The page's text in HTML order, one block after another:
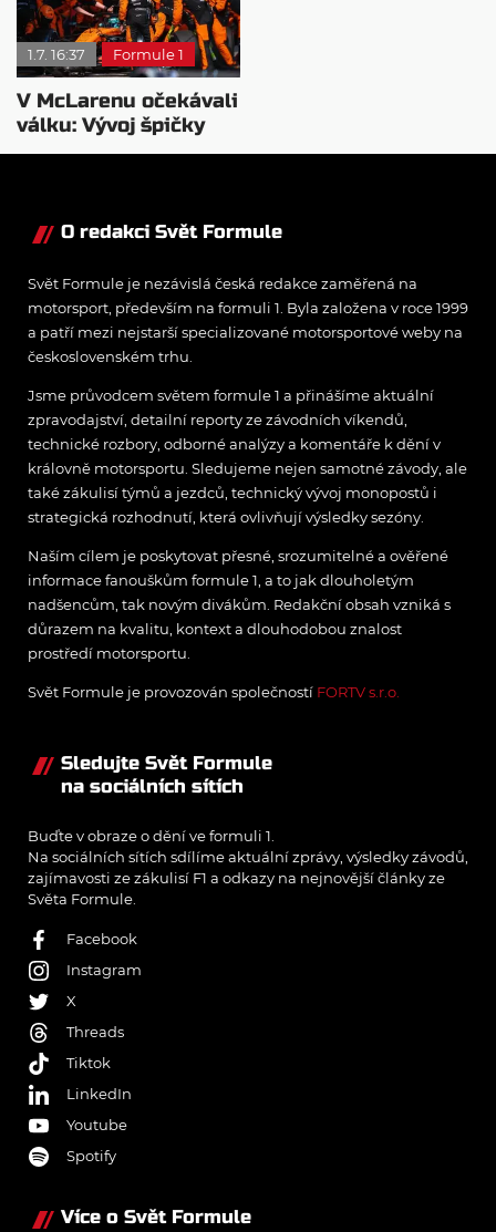
1.7. 16:37 Formule 1
V McLarenu očekávali
válku: Vývoj špičky
vyvolává otázky
O redakci Svět Formule
Svět Formule je nezávislá česká redakce zaměřená na
motorsport, především na formuli 1. Byla založena v roce 1999
a patří mezi nejstarší specializované motorsportové weby na
československém trhu.
Jsme průvodcem světem formule 1 a přinášíme aktuální
zpravodajství, detailní reporty ze závodních víkendů,
technické rozbory, odborné analýzy a komentáře k dění v
královně motorsportu. Sledujeme nejen samotné závody, ale
také zákulisí týmů a jezdců, technický vývoj monopostů i
strategická rozhodnutí, která ovlivňují výsledky sezóny.
Naším cílem je poskytovat přesné, srozumitelné a ověřené
informace fanouškům formule 1, a to jak dlouholetým
nadšencům, tak novým divákům. Redakční obsah vzniká s
důrazem na kvalitu, kontext a dlouhodobou znalost
prostředí motorsportu.
Svět Formule je provozován společností FORTV s.r.o.
Sledujte Svět Formule
na sociálních sítích
Buďte v obraze o dění ve formuli 1.
Na sociálních sítích sdílíme aktuální zprávy, výsledky závodů,
zajímavosti ze zákulisí F1 a odkazy na nejnovější články ze
Světa Formule.
Facebook
Instagram
X
Threads
Tiktok
LinkedIn
Youtube
Spotify
Více o Svět Formule